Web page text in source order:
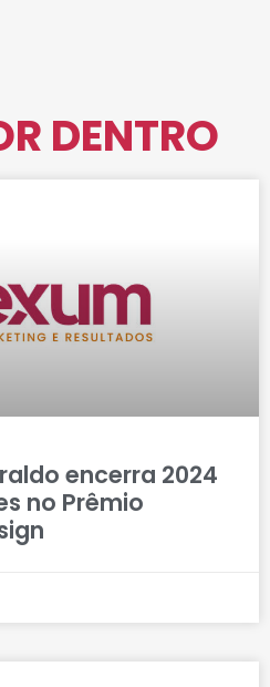
DENTRO
encerra 2024
no Prêmio